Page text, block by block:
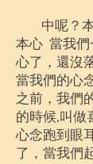
中呢？本
本心 當我們
心了，還沒
當我們的心
之前，我們
的時候,叫做
心念跑到眼
了，當我們